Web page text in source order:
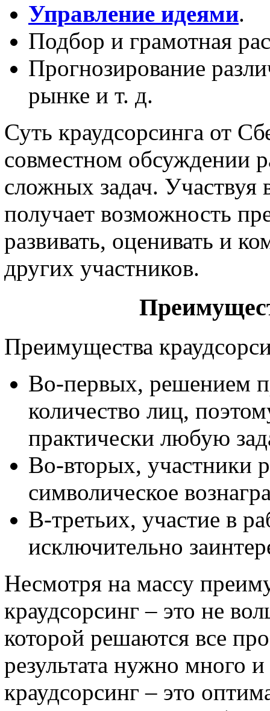
Управление идеями.
Подбор и грамотная
Прогнозирование
рынке и т. д.
Суть краудсорсинга от
совместном обсуждении
сложных задач. Участвуя
получает возможность
развивать, оценивать и
других участников.
Преимущества
Во-первых, решением
количество лиц,
практически любую
Во-вторых, участники
символическое
В-третьих, участие в
исключительно
Несмотря на массу
краудсорсинг – это не
которой решаются все
результата нужно много
краудсорсинг – это